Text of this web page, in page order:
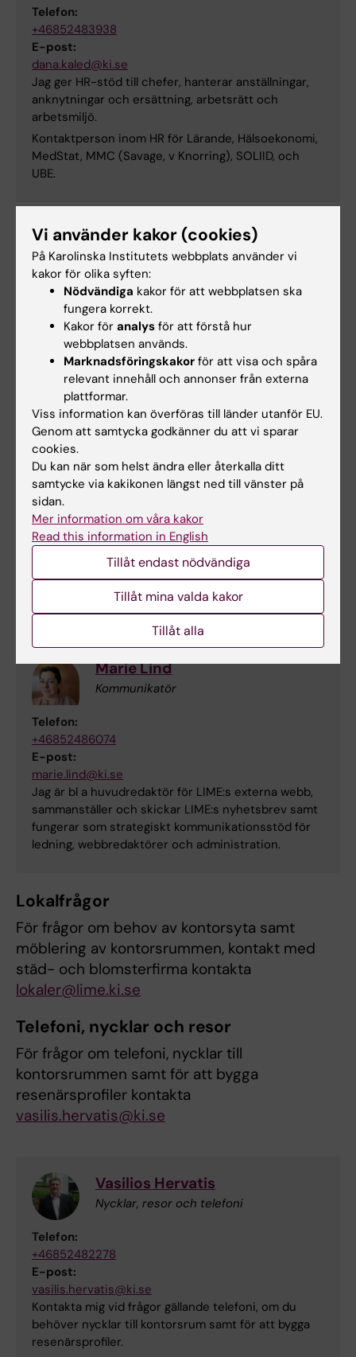
Telefon:
+46852483938
E-post:
dana.kaled@ki.se
Jag ger HR-stöd till chefer, hanterar anställningar,
anknytningar och ersättning, arbetsrätt och
arbetsmiljö.
Kontaktperson inom HR för Lärande, Hälsoekonomi,
MedStat, MMC (Savage, v Knorring), SOLIID, och
UBE.
Institutionssamordnare
Charlotte Rossland
Samordnare
Telefon:
+46852485973
E-post:
charlotte.rossland@ki.se
Jag samordnar möten och stöttar LIME:s ledning
och chefsforum.
Kommunikation och webb
För frågor som rör kommunikation och webb
är du välkommen att höra av dig till
kommunikation@lime.ki.se
Varje centrum/enhet på LIME har egnalokala
webbredaktörer.
Marie Lind
Kommunikatör
Telefon:
+46852486074
E-post:
marie.lind@ki.se
Jag är bl a huvudredaktör för LIME:s externa webb,
sammanställer och skickar LIME:s nyhetsbrev samt
fungerar som strategiskt kommunikationsstöd för
ledning, webbredaktörer och administration.
Lokalfrågor
För frågor om behov av kontorsyta samt
möblering av kontorsrummen, kontakt med
städ- och blomsterfirma kontakta
lokaler@lime.ki.se
Telefoni, nycklar och resor
För frågor om telefoni, nycklar till
kontorsrummen samt för att bygga
resenärsprofiler kontakta
vasilis.hervatis@ki.se
Vasilios Hervatis
Nycklar, resor och telefoni
Telefon:
+46852482278
E-post:
vasilis.hervatis@ki.se
Kontakta mig vid frågor gällande telefoni, om du
behöver nycklar till kontorsrum samt för att bygga
resenärsprofiler.
Vi använder kakor (cookies)
På Karolinska Institutets webbplats använder vi
kakor för olika syften:
Nödvändiga kakor för att webbplatsen ska
fungera korrekt.
Kakor för analys för att förstå hur
webbplatsen används.
Marknadsföringskakor för att visa och spåra
relevant innehåll och annonser från externa
plattformar.
Viss information kan överföras till länder utanför EU.
Genom att samtycka godkänner du att vi sparar
cookies.
Du kan när som helst ändra eller återkalla ditt
samtycke via kakikonen längst ned till vänster på
sidan.
Mer information om våra kakor
Read this information in English
Tillåt endast nödvändiga
Tillåt mina valda kakor
Tillåt alla